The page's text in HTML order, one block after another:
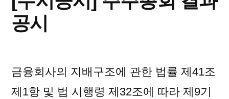
공시
금융회사의 지배구조에 관한 법률 제41조
제1항 및 법 시행령 제32조에 따라 제9기